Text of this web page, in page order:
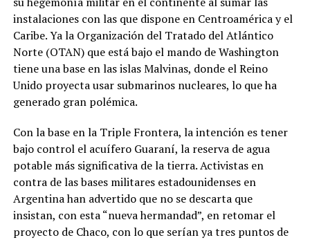
instalaciones con las que dispone en Centroamérica y el
Caribe. Ya la Organización del Tratado del Atlántico
Norte (OTAN) que está bajo el mando de Washington
tiene una base en las islas Malvinas, donde el Reino
Unido proyecta usar submarinos nucleares, lo que ha
generado gran polémica.
Con la base en la Triple Frontera, la intención es tener
bajo control el acuífero Guaraní, la reserva de agua
potable más significativa de la tierra. Activistas en
contra de las bases militares estadounidenses en
Argentina han advertido que no se descarta que
insistan, con esta “nueva hermandad”, en retomar el
proyecto de Chaco, con lo que serían ya tres puntos de